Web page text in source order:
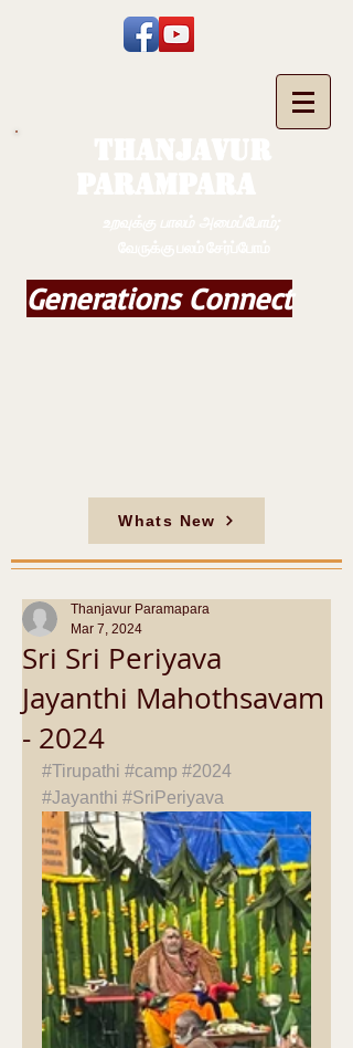
Generations Connect
Whats New
Sri Sri Periyava
Jayanthi Mahothsavam
- 2024
Thanjavur Paramapara
Mar 7, 2024
#Tirupathi #camp #2024
#Jayanthi #SriPeriyava